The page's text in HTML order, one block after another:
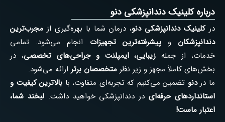
درباره کلینیک دندانپزشکی دنو
درکلینیک دندانپزشکی دنو، درمان شما با بهره‌گیری از مجرب‌ترین
دندانپزشکان وپیشرفته‌ترین تجهیزات انجام می‌شود. تمامی
خدمات، از جمله زیبایی، ایمپلنت و جراحی‌های تخصصی، در
بخش‌های کاملاً مجهز و زیر نظر متخصصان برتر ارائه می‌شود.
ما دردنو تضمین می‌کنیم که تجربه‌ای متفاوت، با بالاترین کیفیت و
استانداردهای حرفه‌ایدر دندانپزشکی خواهید داشت.لبخند شما،
اعتبار ماست!